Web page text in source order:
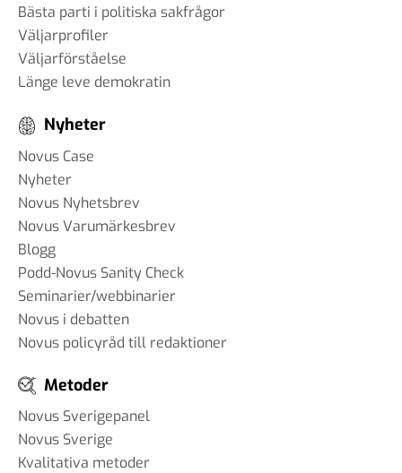
Bästa parti i politiska sakfrågor
Väljarprofiler
Väljarförståelse
Länge leve demokratin
Nyheter
Novus Case
Nyheter
Novus Nyhetsbrev
Novus Varumärkesbrev
Blogg
Podd-Novus Sanity Check
Seminarier/webbinarier
Novus i debatten
Novus policyråd till redaktioner
Metoder
Novus Sverigepanel
Novus Sverige
Kvalitativa metoder